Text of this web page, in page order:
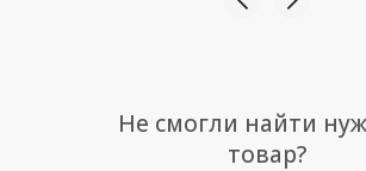
Не смогли найти
товар?